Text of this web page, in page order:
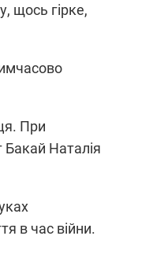
щось гірке,
При
Бакай Наталія
в час війни.